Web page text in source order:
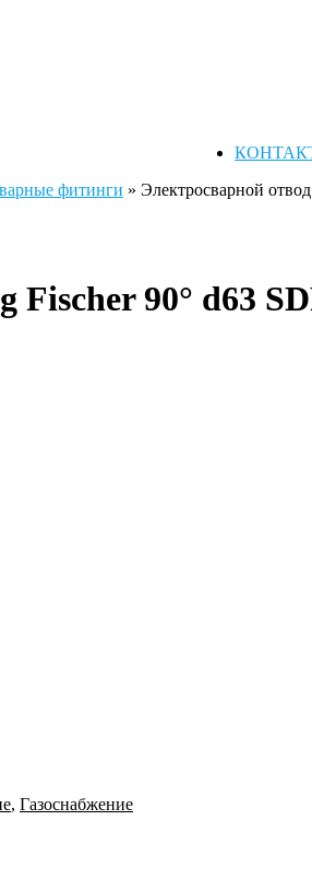
фитинги » Электросварной
Fischer 90° d63
, Газоснабжение